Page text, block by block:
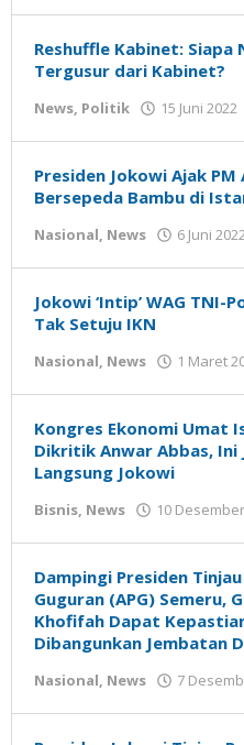
Reshuffle Kabinet: Siapa
Tergusur dari Kabinet?
News, Politik 15 Juni 2022
Presiden Jokowi Ajak
Bersepeda Bambu di
Nasional, News 6 Juni
Jokowi ‘Intip’ WAG TNI-
Tak Setuju IKN
Nasional, News 1 Maret
Kongres Ekonomi Umat
Dikritik Anwar Abbas, Ini
Langsung Jokowi
Bisnis, News 10
Dampingi Presiden
Guguran (APG) Semeru,
Khofifah Dapat
Dibangunkan Jembatan
Nasional, News 7